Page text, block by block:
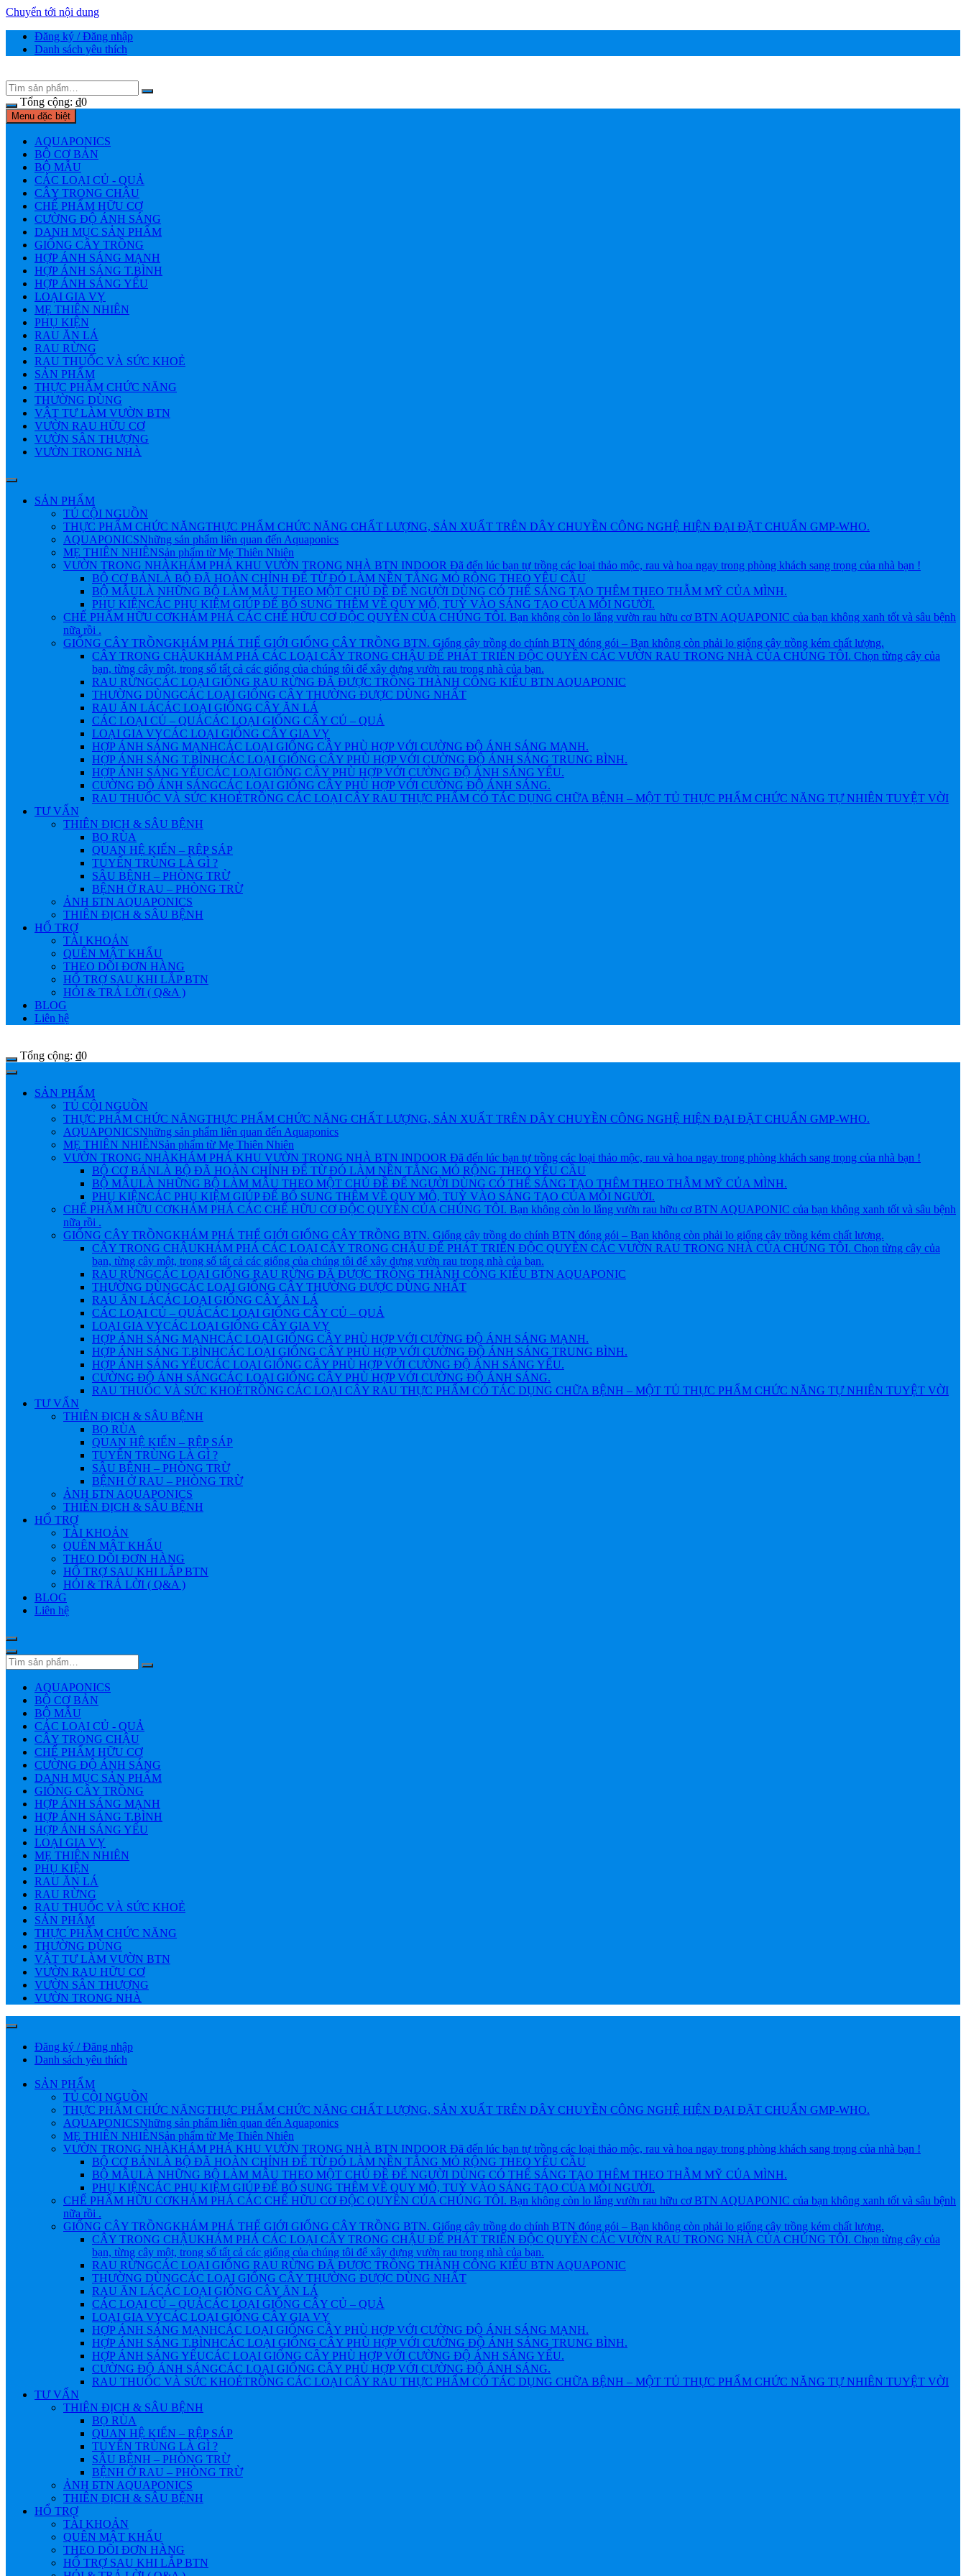
Chuyển tới nội dung
Đăng ký / Đăng nhập
Danh sách yêu thích
Tổng cộng: ₫0
Menu đặc biệt
AQUAPONICS
BỘ CƠ BẢN
BỘ MẪU
CÁC LOẠI CỦ - QUẢ
CÂY TRONG CHẬU
CHẾ PHẨM HỮU CƠ
CƯỜNG ĐỘ ÁNH SÁNG
DANH MỤC SẢN PHẨM
GIỐNG CÂY TRỒNG
HỢP ÁNH SÁNG MẠNH
HỢP ÁNH SÁNG T.BÌNH
HỢP ÁNH SÁNG YẾU
LOẠI GIA VỴ
MẸ THIÊN NHIÊN
PHỤ KIỆN
RAU ĂN LÁ
RAU RỪNG
RAU THUỐC VÀ SỨC KHOẺ
SẢN PHẨM
THỰC PHẨM CHỨC NĂNG
THƯỜNG DÙNG
VẬT TƯ LÀM VƯỜN BTN
VƯỜN RAU HỮU CƠ
VƯỜN SÂN THƯỢNG
VƯỜN TRONG NHÀ
SẢN PHẨM
TỦ CỘI NGUỒN
THỰC PHẨM CHỨC NĂNGTHỰC PHẨM CHỨC NĂNG CHẤT LƯỢNG, SẢN XUẤT TRÊN DÂY CHUYỀN CÔNG NGHỆ HIỆN ĐẠI ĐẶT CHUẨN GMP-WHO.
AQUAPONICSNhững sản phẩm liên quan đến Aquaponics
MẸ THIÊN NHIÊNSản phẩm từ Mẹ Thiên Nhiên
VƯỜN TRONG NHÀKHÁM PHÁ KHU VƯỜN TRONG NHÀ BTN INDOOR Đã đến lúc bạn tự trồng các loại thảo mộc, rau và hoa ngay trong phòng khách sang trọng của nhà bạn !
BỘ CƠ BẢNLÀ BỘ ĐÃ HOÀN CHỈNH ĐỂ TỪ ĐÓ LÀM NỀN TẲNG MỎ RỘNG THEO YÊU CẦU
BỘ MẪULÀ NHỮNG BỘ LÀM MẪU THEO MỘT CHỦ ĐỀ ĐỂ NGƯỜI DÙNG CÓ THỂ SÁNG TẠO THÊM THEO THẪM MỸ CỦA MÌNH.
PHỤ KIỆNCÁC PHỤ KIỆM GIÚP ĐỂ BỔ SUNG THÊM VỀ QUY MÔ, TUỲ VÀO SÁNG TẠO CỦA MỖI NGƯỜI.
CHẾ PHẨM HỮU CƠKHÁM PHÁ CÁC CHẾ HỮU CƠ ĐỘC QUYỀN CỦA CHÚNG TÔI. Bạn không còn lo lắng vườn rau hữu cơ BTN AQUAPONIC của bạn không xanh tốt và sâu bệnh
nữa rồi .
GIỐNG CÂY TRỒNGKHÁM PHÁ THẾ GIỚI GIỐNG CÂY TRỒNG BTN. Giống cây trồng do chính BTN đóng gói – Bạn không còn phải lo giống cây trồng kém chất lượng.
CÂY TRONG CHẬUKHÁM PHÁ CÁC LOẠI CÂY TRONG CHẬU ĐỂ PHÁT TRIỂN ĐỘC QUYỀN CÁC VƯỜN RAU TRONG NHÀ CỦA CHÚNG TÔI. Chọn từng cây của
bạn, từng cây một, trong số tất cả các giống của chúng tôi để xây dựng vườn rau trong nhà của bạn.
RAU RỪNGCÁC LOẠI GIỐNG RAU RỪNG ĐÃ ĐƯỢC TRỒNG THÀNH CÔNG KIỂU BTN AQUAPONIC
THƯỜNG DÙNGCÁC LOẠI GIỐNG CÂY THƯỜNG ĐƯỢC DÙNG NHẤT
RAU ĂN LÁCÁC LOẠI GIỐNG CÂY ĂN LÁ
CÁC LOẠI CỦ – QUẢCÁC LOẠI GIỐNG CÂY CỦ – QUẢ
LOẠI GIA VỴCÁC LOẠI GIỐNG CÂY GIA VỴ
HỢP ÁNH SÁNG MẠNHCÁC LOẠI GIỐNG CÂY PHÙ HỢP VỚI CƯỜNG ĐỘ ÁNH SÁNG MẠNH.
HỢP ÁNH SÁNG T.BÌNHCÁC LOẠI GIỐNG CÂY PHÙ HỢP VỚI CƯỜNG ĐỘ ÁNH SÁNG TRUNG BÌNH.
HỢP ÁNH SÁNG YẾUCÁC LOẠI GIỐNG CÂY PHÙ HỢP VỚI CƯỜNG ĐỘ ÁNH SÁNG YẾU.
CƯỜNG ĐỘ ÁNH SÁNGCÁC LOẠI GIỐNG CÂY PHÙ HỢP VỚI CƯỜNG ĐỘ ÁNH SÁNG.
RAU THUỐC VÀ SỨC KHOẺTRỒNG CÁC LOẠI CÂY RAU THỰC PHẨM CÓ TÁC DỤNG CHỮA BỆNH – MỘT TỦ THỰC PHẨM CHỨC NĂNG TỰ NHIÊN TUYỆT VỜI
TƯ VẤN
THIÊN ĐỊCH & SÂU BỆNH
BỌ RÙA
QUAN HỆ KIẾN – RỆP SÁP
TUYẾN TRÙNG LÀ GÌ ?
SÂU BỆNH – PHÒNG TRỪ
BỆNH Ở RAU – PHÒNG TRỪ
ẢNH БTN AQUAPONICS
THIÊN ĐỊCH & SÂU BỆNH
HỔ TRỢ
TÀI KHOẢN
QUÊN MẬT KHẨU
THEO DÕI ĐƠN HÀNG
HỔ TRỢ SAU KHI LẮP BTN
HỎI & TRẢ LỜI ( Q&A )
BLOG
Liên hệ
Tổng cộng: ₫0
SẢN PHẨM
TỦ CỘI NGUỒN
THỰC PHẨM CHỨC NĂNGTHỰC PHẨM CHỨC NĂNG CHẤT LƯỢNG, SẢN XUẤT TRÊN DÂY CHUYỀN CÔNG NGHỆ HIỆN ĐẠI ĐẶT CHUẨN GMP-WHO.
AQUAPONICSNhững sản phẩm liên quan đến Aquaponics
MẸ THIÊN NHIÊNSản phẩm từ Mẹ Thiên Nhiên
VƯỜN TRONG NHÀKHÁM PHÁ KHU VƯỜN TRONG NHÀ BTN INDOOR Đã đến lúc bạn tự trồng các loại thảo mộc, rau và hoa ngay trong phòng khách sang trọng của nhà bạn !
BỘ CƠ BẢNLÀ BỘ ĐÃ HOÀN CHỈNH ĐỂ TỪ ĐÓ LÀM NỀN TẲNG MỎ RỘNG THEO YÊU CẦU
BỘ MẪULÀ NHỮNG BỘ LÀM MẪU THEO MỘT CHỦ ĐỀ ĐỂ NGƯỜI DÙNG CÓ THỂ SÁNG TẠO THÊM THEO THẪM MỸ CỦA MÌNH.
PHỤ KIỆNCÁC PHỤ KIỆM GIÚP ĐỂ BỔ SUNG THÊM VỀ QUY MÔ, TUỲ VÀO SÁNG TẠO CỦA MỖI NGƯỜI.
CHẾ PHẨM HỮU CƠKHÁM PHÁ CÁC CHẾ HỮU CƠ ĐỘC QUYỀN CỦA CHÚNG TÔI. Bạn không còn lo lắng vườn rau hữu cơ BTN AQUAPONIC của bạn không xanh tốt và sâu bệnh
nữa rồi .
GIỐNG CÂY TRỒNGKHÁM PHÁ THẾ GIỚI GIỐNG CÂY TRỒNG BTN. Giống cây trồng do chính BTN đóng gói – Bạn không còn phải lo giống cây trồng kém chất lượng.
CÂY TRONG CHẬUKHÁM PHÁ CÁC LOẠI CÂY TRONG CHẬU ĐỂ PHÁT TRIỂN ĐỘC QUYỀN CÁC VƯỜN RAU TRONG NHÀ CỦA CHÚNG TÔI. Chọn từng cây của
bạn, từng cây một, trong số tất cả các giống của chúng tôi để xây dựng vườn rau trong nhà của bạn.
RAU RỪNGCÁC LOẠI GIỐNG RAU RỪNG ĐÃ ĐƯỢC TRỒNG THÀNH CÔNG KIỂU BTN AQUAPONIC
THƯỜNG DÙNGCÁC LOẠI GIỐNG CÂY THƯỜNG ĐƯỢC DÙNG NHẤT
RAU ĂN LÁCÁC LOẠI GIỐNG CÂY ĂN LÁ
CÁC LOẠI CỦ – QUẢCÁC LOẠI GIỐNG CÂY CỦ – QUẢ
LOẠI GIA VỴCÁC LOẠI GIỐNG CÂY GIA VỴ
HỢP ÁNH SÁNG MẠNHCÁC LOẠI GIỐNG CÂY PHÙ HỢP VỚI CƯỜNG ĐỘ ÁNH SÁNG MẠNH.
HỢP ÁNH SÁNG T.BÌNHCÁC LOẠI GIỐNG CÂY PHÙ HỢP VỚI CƯỜNG ĐỘ ÁNH SÁNG TRUNG BÌNH.
HỢP ÁNH SÁNG YẾUCÁC LOẠI GIỐNG CÂY PHÙ HỢP VỚI CƯỜNG ĐỘ ÁNH SÁNG YẾU.
CƯỜNG ĐỘ ÁNH SÁNGCÁC LOẠI GIỐNG CÂY PHÙ HỢP VỚI CƯỜNG ĐỘ ÁNH SÁNG.
RAU THUỐC VÀ SỨC KHOẺTRỒNG CÁC LOẠI CÂY RAU THỰC PHẨM CÓ TÁC DỤNG CHỮA BỆNH – MỘT TỦ THỰC PHẨM CHỨC NĂNG TỰ NHIÊN TUYỆT VỜI
TƯ VẤN
THIÊN ĐỊCH & SÂU BỆNH
BỌ RÙA
QUAN HỆ KIẾN – RỆP SÁP
TUYẾN TRÙNG LÀ GÌ ?
SÂU BỆNH – PHÒNG TRỪ
BỆNH Ở RAU – PHÒNG TRỪ
ẢNH БTN AQUAPONICS
THIÊN ĐỊCH & SÂU BỆNH
HỔ TRỢ
TÀI KHOẢN
QUÊN MẬT KHẨU
THEO DÕI ĐƠN HÀNG
HỔ TRỢ SAU KHI LẮP BTN
HỎI & TRẢ LỜI ( Q&A )
BLOG
Liên hệ
AQUAPONICS
BỘ CƠ BẢN
BỘ MẪU
CÁC LOẠI CỦ - QUẢ
CÂY TRONG CHẬU
CHẾ PHẨM HỮU CƠ
CƯỜNG ĐỘ ÁNH SÁNG
DANH MỤC SẢN PHẨM
GIỐNG CÂY TRỒNG
HỢP ÁNH SÁNG MẠNH
HỢP ÁNH SÁNG T.BÌNH
HỢP ÁNH SÁNG YẾU
LOẠI GIA VỴ
MẸ THIÊN NHIÊN
PHỤ KIỆN
RAU ĂN LÁ
RAU RỪNG
RAU THUỐC VÀ SỨC KHOẺ
SẢN PHẨM
THỰC PHẨM CHỨC NĂNG
THƯỜNG DÙNG
VẬT TƯ LÀM VƯỜN BTN
VƯỜN RAU HỮU CƠ
VƯỜN SÂN THƯỢNG
VƯỜN TRONG NHÀ
Đăng ký / Đăng nhập
Danh sách yêu thích
SẢN PHẨM
TỦ CỘI NGUỒN
THỰC PHẨM CHỨC NĂNGTHỰC PHẨM CHỨC NĂNG CHẤT LƯỢNG, SẢN XUẤT TRÊN DÂY CHUYỀN CÔNG NGHỆ HIỆN ĐẠI ĐẶT CHUẨN GMP-WHO.
AQUAPONICSNhững sản phẩm liên quan đến Aquaponics
MẸ THIÊN NHIÊNSản phẩm từ Mẹ Thiên Nhiên
VƯỜN TRONG NHÀKHÁM PHÁ KHU VƯỜN TRONG NHÀ BTN INDOOR Đã đến lúc bạn tự trồng các loại thảo mộc, rau và hoa ngay trong phòng khách sang trọng của nhà bạn !
BỘ CƠ BẢNLÀ BỘ ĐÃ HOÀN CHỈNH ĐỂ TỪ ĐÓ LÀM NỀN TẲNG MỎ RỘNG THEO YÊU CẦU
BỘ MẪULÀ NHỮNG BỘ LÀM MẪU THEO MỘT CHỦ ĐỀ ĐỂ NGƯỜI DÙNG CÓ THỂ SÁNG TẠO THÊM THEO THẪM MỸ CỦA MÌNH.
PHỤ KIỆNCÁC PHỤ KIỆM GIÚP ĐỂ BỔ SUNG THÊM VỀ QUY MÔ, TUỲ VÀO SÁNG TẠO CỦA MỖI NGƯỜI.
CHẾ PHẨM HỮU CƠKHÁM PHÁ CÁC CHẾ HỮU CƠ ĐỘC QUYỀN CỦA CHÚNG TÔI. Bạn không còn lo lắng vườn rau hữu cơ BTN AQUAPONIC của bạn không xanh tốt và sâu bệnh
nữa rồi .
GIỐNG CÂY TRỒNGKHÁM PHÁ THẾ GIỚI GIỐNG CÂY TRỒNG BTN. Giống cây trồng do chính BTN đóng gói – Bạn không còn phải lo giống cây trồng kém chất lượng.
CÂY TRONG CHẬUKHÁM PHÁ CÁC LOẠI CÂY TRONG CHẬU ĐỂ PHÁT TRIỂN ĐỘC QUYỀN CÁC VƯỜN RAU TRONG NHÀ CỦA CHÚNG TÔI. Chọn từng cây của
bạn, từng cây một, trong số tất cả các giống của chúng tôi để xây dựng vườn rau trong nhà của bạn.
RAU RỪNGCÁC LOẠI GIỐNG RAU RỪNG ĐÃ ĐƯỢC TRỒNG THÀNH CÔNG KIỂU BTN AQUAPONIC
THƯỜNG DÙNGCÁC LOẠI GIỐNG CÂY THƯỜNG ĐƯỢC DÙNG NHẤT
RAU ĂN LÁCÁC LOẠI GIỐNG CÂY ĂN LÁ
CÁC LOẠI CỦ – QUẢCÁC LOẠI GIỐNG CÂY CỦ – QUẢ
LOẠI GIA VỴCÁC LOẠI GIỐNG CÂY GIA VỴ
HỢP ÁNH SÁNG MẠNHCÁC LOẠI GIỐNG CÂY PHÙ HỢP VỚI CƯỜNG ĐỘ ÁNH SÁNG MẠNH.
HỢP ÁNH SÁNG T.BÌNHCÁC LOẠI GIỐNG CÂY PHÙ HỢP VỚI CƯỜNG ĐỘ ÁNH SÁNG TRUNG BÌNH.
HỢP ÁNH SÁNG YẾUCÁC LOẠI GIỐNG CÂY PHÙ HỢP VỚI CƯỜNG ĐỘ ÁNH SÁNG YẾU.
CƯỜNG ĐỘ ÁNH SÁNGCÁC LOẠI GIỐNG CÂY PHÙ HỢP VỚI CƯỜNG ĐỘ ÁNH SÁNG.
RAU THUỐC VÀ SỨC KHOẺTRỒNG CÁC LOẠI CÂY RAU THỰC PHẨM CÓ TÁC DỤNG CHỮA BỆNH – MỘT TỦ THỰC PHẨM CHỨC NĂNG TỰ NHIÊN TUYỆT VỜI
TƯ VẤN
THIÊN ĐỊCH & SÂU BỆNH
BỌ RÙA
QUAN HỆ KIẾN – RỆP SÁP
TUYẾN TRÙNG LÀ GÌ ?
SÂU BỆNH – PHÒNG TRỪ
BỆNH Ở RAU – PHÒNG TRỪ
ẢNH БTN AQUAPONICS
THIÊN ĐỊCH & SÂU BỆNH
HỔ TRỢ
TÀI KHOẢN
QUÊN MẬT KHẨU
THEO DÕI ĐƠN HÀNG
HỔ TRỢ SAU KHI LẮP BTN